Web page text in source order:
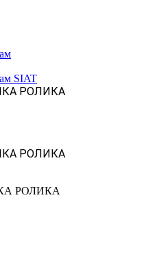
SIAT
РОЛИКА
РОЛИКА
РОЛИКА